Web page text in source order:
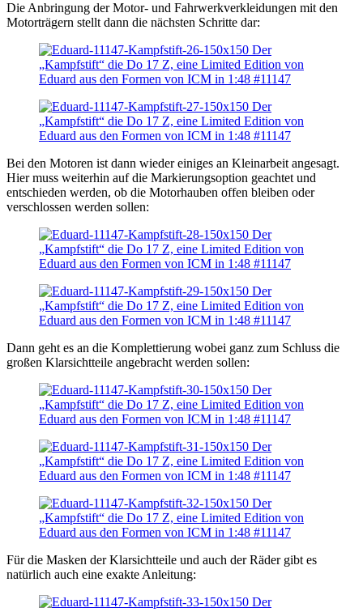
Die Anbringung der Motor- und Fahrwerkverkleidungen mit den
Motorträgern stellt dann die nächsten Schritte dar:
Bei den Motoren ist dann wieder einiges an Kleinarbeit angesagt.
Hier muss weiterhin auf die Markierungsoption geachtet und
entschieden werden, ob die Motorhauben offen bleiben oder
verschlossen werden sollen:
Dann geht es an die Komplettierung wobei ganz zum Schluss die
großen Klarsichtteile angebracht werden sollen:
Für die Masken der Klarsichtteile und auch der Räder gibt es
natürlich auch eine exakte Anleitung: